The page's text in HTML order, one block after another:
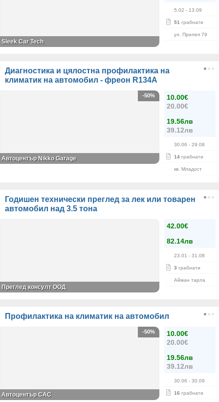
5.02 - 13.09
51 грабнати
ул. Прилеп 79
Sleek Car Tech
Диагностика и цялостна профилактика на
климатик на автомобил - фреон R134А
10.00€
20.00€
19.56лв
39.12лв
30.06 - 29.08
14 грабнати
кв. Младост
-50%
Автоцентър Nikko Garage
Годишен технически преглед за лек или товарен
автомобил над 3.5 тона
42.00€
82.14лв
23.01 - 31.08
3 грабнати
Айман тарла
Преглед консулт ООД
Профилактика на климатик на автомобил
10.00€
20.00€
19.56лв
39.12лв
30.06 - 30.09
16 грабнати
-50%
Автоцентър САС